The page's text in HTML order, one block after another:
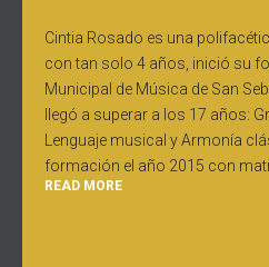
Cintia Rosado es una
con tan solo 4 años, inició su
Municipal de Música de San
llegó a superar a los 17 años:
Lenguaje musical y Armonía
formación el año 2015 con
READ MORE